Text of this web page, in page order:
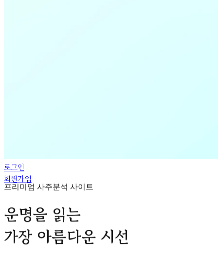
로그인
회원가입
프리미엄 사주분석 사이트
운명을 읽는
가장 아름다운 시선